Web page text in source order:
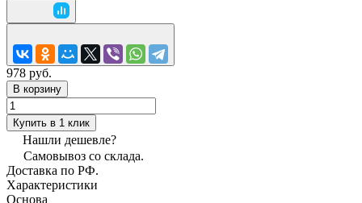
978 руб.
В корзину
Купить в 1 клик
Нашли дешевле?
Самовывоз со склада.
Доставка по РФ.
Характеристики
Основа